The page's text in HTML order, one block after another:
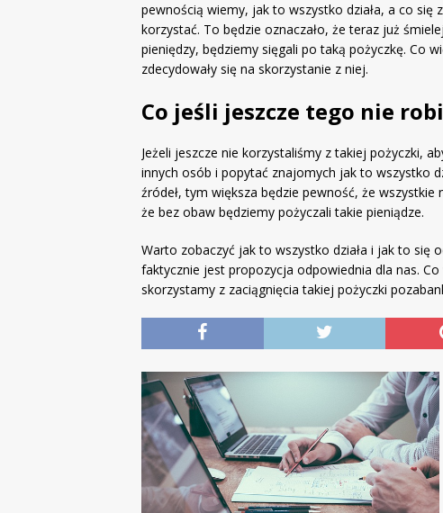
pewnością wiemy, jak to wszystko działa, a co
korzystać. To będzie oznaczało, że teraz już
pieniędzy, będziemy sięgali po taką pożyczkę. Co
zdecydowały się na skorzystanie z niej.
Co jeśli jeszcze tego nie
Jeżeli jeszcze nie korzystaliśmy z takiej pożyczki,
innych osób i popytać znajomych jak to wszystko
źródeł, tym większa będzie pewność, że
że bez obaw będziemy pożyczali takie pieniądze.
Warto zobaczyć jak to wszystko działa i jak to się
faktycznie jest propozycja odpowiednia dla nas.
skorzystamy z zaciągnięcia takiej pożyczki